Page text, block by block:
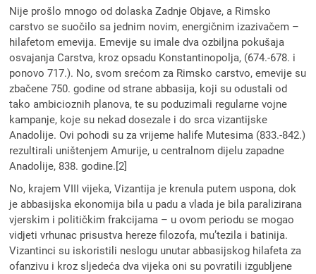
Nije prošlo mnogo od dolaska Zadnje Objave, a Rimsko
carstvo se suočilo sa jednim novim, energičnim izazivačem –
hilafetom emevija. Emevije su imale dva ozbiljna pokušaja
osvajanja Carstva, kroz opsadu Konstantinopolja, (674.-678. i
ponovo 717.). No, svom srećom za Rimsko carstvo, emevije su
zbačene 750. godine od strane abbasija, koji su odustali od
tako ambicioznih planova, te su poduzimali regularne vojne
kampanje, koje su nekad dosezale i do srca vizantijske
Anadolije. Ovi pohodi su za vrijeme halife Mutesima (833.-842.)
rezultirali uništenjem Amurije, u centralnom dijelu zapadne
Anadolije, 838. godine.[2]
No, krajem VIII vijeka, Vizantija je krenula putem uspona, dok
je abbasijska ekonomija bila u padu a vlada je bila paralizirana
vjerskim i političkim frakcijama – u ovom periodu se mogao
vidjeti vrhunac prisustva hereze filozofa, mu’tezila i batinija.
Vizantinci su iskoristili neslogu unutar abbasijskog hilafeta za
ofanzivu i kroz sljedeća dva vijeka oni su povratili izgubljene